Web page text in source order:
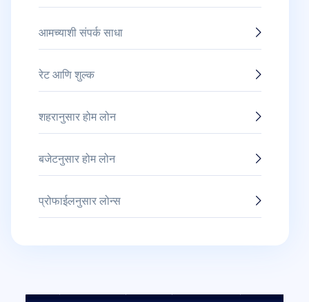
आमच्याशी संपर्क साधा
रेट आणि शुल्क
शहरानुसार होम लोन
बजेटनुसार होम लोन
प्रोफाईलनुसार लोन्स